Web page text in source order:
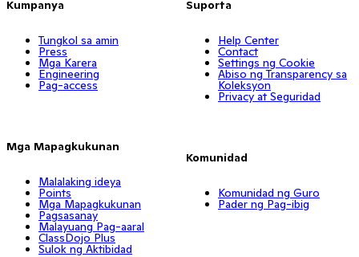
Kumpanya
Tungkol sa amin
Press
Mga Karera
Engineering
Pag-access
Mga Mapagkukunan
Malalaking ideya
Points
Mga Mapagkukunan
Pagsasanay
Malayuang Pag-aaral
ClassDojo Plus
Sulok ng Aktibidad
Suporta
Help Center
Contact
Settings ng Cookie
Abiso ng Transparency sa
Koleksyon
Privacy at Seguridad
Komunidad
Komunidad ng Guro
Pader ng Pag-ibig